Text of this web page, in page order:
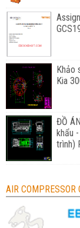
Khảo
Kia
ĐỒ
khẩu
trình)
AIR COMPRESSOR